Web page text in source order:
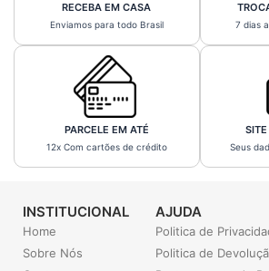
RECEBA EM CASA
Enviamos para todo Brasil 7 dias
PARCELE EM ATÉ
12x Com cartões de crédito Seus
INSTITUCIONAL
Home
Sobre Nós
AJUDA
Politica de
Politica de